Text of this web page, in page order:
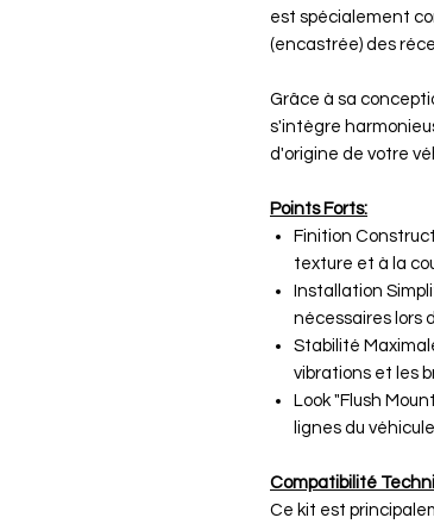
est spécialement
(encastrée) des
Grâce à sa
s'intègre
d'origine de votre
Points Forts:
Finition
texture et à la
Installation
nécessaires lors
Stabilité
vibrations et les
Look "Flush
lignes du véhicule.
Compatibilité
Ce kit est